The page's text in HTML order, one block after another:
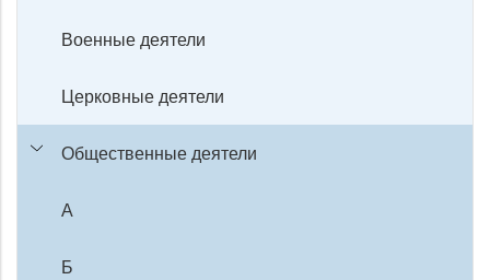
Военные деятели
Церковные деятели
Общественные деятели
А
Б